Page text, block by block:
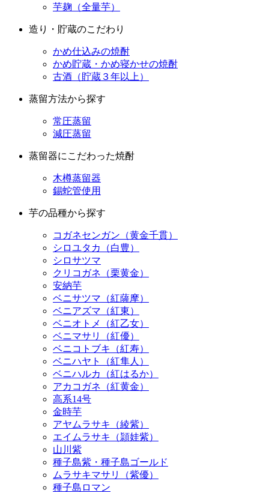
芋麹（全量芋）
造り・貯蔵のこだわり
かめ仕込みの焼酎
かめ貯蔵・かめ寝かせの焼酎
古酒（貯蔵３年以上）
蒸留方法から探す
常圧蒸留
減圧蒸留
蒸留器にこだわった焼酎
木樽蒸留器
錫蛇管使用
芋の品種から探す
コガネセンガン（黄金千貫）
シロユタカ（白豊）
シロサツマ
クリコガネ（栗黄金）
安納芋
ベニサツマ（紅薩摩）
ベニアズマ（紅東）
ベニオトメ（紅乙女）
ベニマサリ（紅優）
ベニコトブキ（紅寿）
ベニハヤト（紅隼人）
ベニハルカ（紅はるか）
アカコガネ（紅黄金）
高系14号
金時芋
アヤムラサキ（綾紫）
エイムラサキ（頴娃紫）
山川紫
種子島紫・種子島ゴールド
ムラサキマサリ（紫優）
種子島ロマン